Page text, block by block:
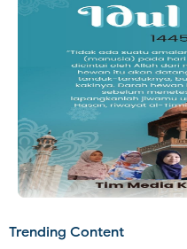
Trending Content